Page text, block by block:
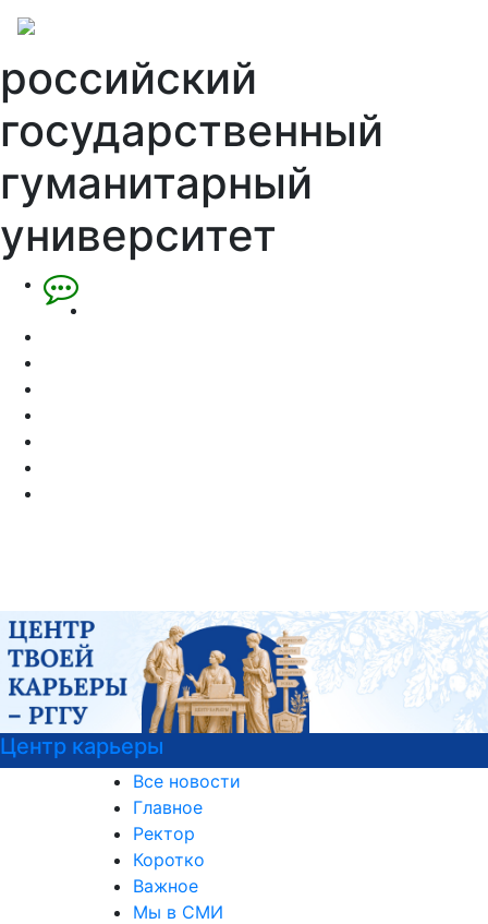
российский
государственный
гуманитарный
университет
Центр карьеры
Все новости
Главное
Ректор
Коротко
Важное
Мы в СМИ